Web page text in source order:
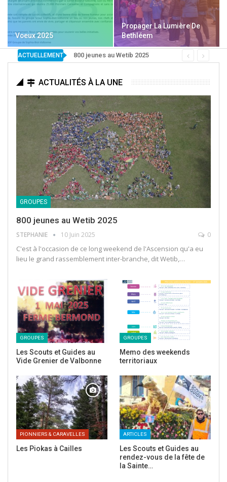
Voeux 2025
Propager La Lumière De
Bethléem
ACTUELLEMENT 800 jeunes au Wetib 2025
ACTUALITÉS À LA UNE
GROUPES
800 jeunes au Wetib 2025
STEPHANIE 10 Juin 2025 0
C'est à l'occasion de ce long weekend de l'Ascension qu'a eu
lieu le grand rassemblement inter-branche, dit Wetib,…
GROUPES
Les Scouts et Guides au
Vide Grenier de Valbonne
GROUPES
Memo des weekends
territoriaux
PIONNIERS & CARAVELLES
Les Piokas à Cailles
ARTICLES
Les Scouts et Guides au
rendez-vous de la fête de
la Sainte…